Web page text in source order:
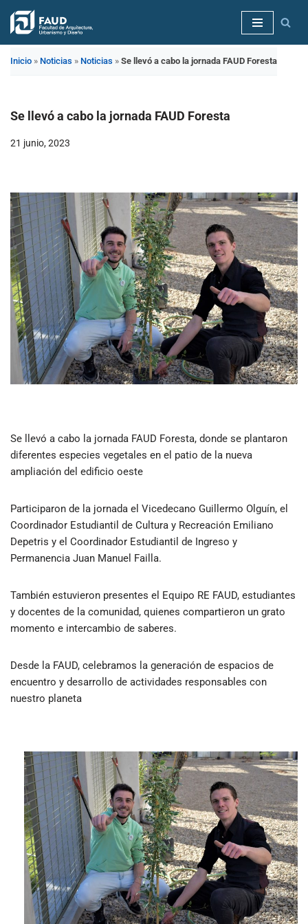
Saltar
Inicio » Noticias » Noticias » Se llevó a cabo la jornada FAUD Foresta
Se llevó a cabo la jornada FAUD Foresta
21 junio, 2023
Se llevó a cabo la jornada FAUD Foresta, donde se plantaron
diferentes especies vegetales en el patio de la nueva
ampliación del edificio oeste
Participaron de la jornada el Vicedecano Guillermo Olguín, el
Coordinador Estudiantil de Cultura y Recreación Emiliano
Depetris y el Coordinador Estudiantil de Ingreso y
Permanencia Juan Manuel Failla.
También estuvieron presentes el Equipo RE FAUD, estudiantes
y docentes de la comunidad, quienes compartieron un grato
momento e intercambio de saberes.
Desde la FAUD, celebramos la generación de espacios de
encuentro y desarrollo de actividades responsables con
nuestro planeta